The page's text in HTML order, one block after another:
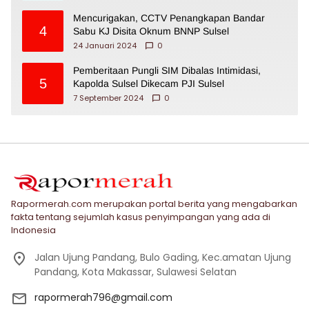
4
Mencurigakan, CCTV Penangkapan Bandar
Sabu KJ Disita Oknum BNNP Sulsel
24 Januari 2024
0
5
Pemberitaan Pungli SIM Dibalas Intimidasi,
Kapolda Sulsel Dikecam PJI Sulsel
7 September 2024
0
Rapormerah.com merupakan portal berita yang mengabarkan
fakta tentang sejumlah kasus penyimpangan yang ada di
Indonesia
Jalan Ujung Pandang, Bulo Gading, Kec.amatan Ujung
Pandang, Kota Makassar, Sulawesi Selatan
rapormerah796@gmail.com